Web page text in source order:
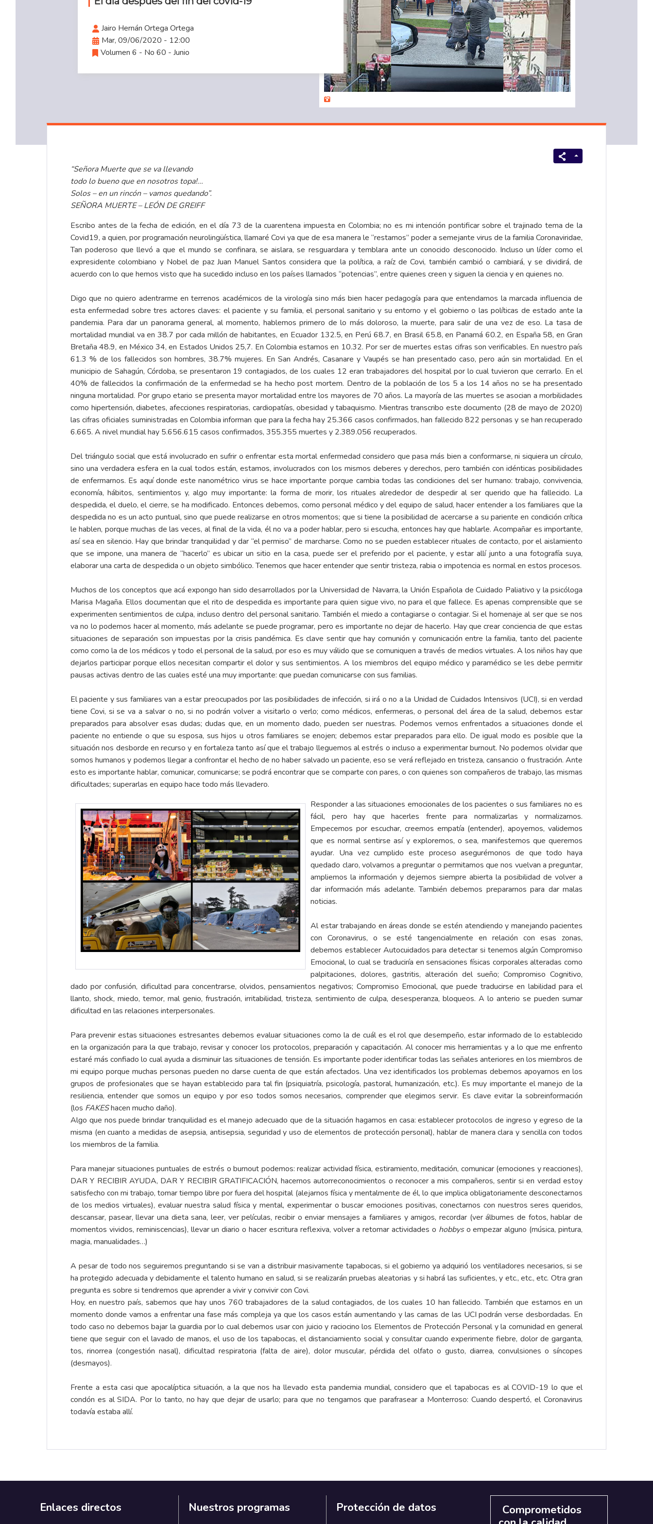
Jairo Hernán Ortega Ortega
Mar, 09/06/2020 - 12:00
Volumen 6 - No 60 - Junio
“Señora Muerte que se va llevando
todo lo bueno que en nosotros topa!...
Solos – en un rincón – vamos quedando”.
SEÑORA MUERTE – LEÓN DE GREIFF
Escribo antes de la fecha de edición, en el día 73 de la cuarentena impuesta en Colombia; no es mi intención pontificar sobre el trajinado tema de la
Covid19, a quien, por programación neurolingüística, llamaré Covi ya que de esa manera le “restamos” poder a semejante virus de la familia Coronaviridae,
Tan poderoso que llevó a que el mundo se confinara, se aislara, se resguardara y temblara ante un conocido desconocido. Incluso un líder como el
expresidente colombiano y Nobel de paz Juan Manuel Santos considera que la política, a raíz de Covi, también cambió o cambiará, y se dividirá, de
acuerdo con lo que hemos visto que ha sucedido incluso en los países llamados “potencias”, entre quienes creen y siguen la ciencia y en quienes no.
Digo que no quiero adentrarme en terrenos académicos de la virología sino más bien hacer pedagogía para que entendamos la marcada influencia de
esta enfermedad sobre tres actores claves: el paciente y su familia, el personal sanitario y su entorno y el gobierno o las políticas de estado ante la
pandemia. Para dar un panorama general, al momento, hablemos primero de lo más doloroso, la muerte, para salir de una vez de eso. La tasa de
mortalidad mundial va en 38.7 por cada millón de habitantes, en Ecuador 132.5, en Perú 68.7, en Brasil 65.8, en Panamá 60.2, en España 58, en Gran
Bretaña 48.9, en México 34, en Estados Unidos 25,7. En Colombia estamos en 10.32. Por ser de muertes estas cifras son verificables. En nuestro país
61.3 % de los fallecidos son hombres, 38.7% mujeres. En San Andrés, Casanare y Vaupés se han presentado caso, pero aún sin mortalidad. En el
municipio de Sahagún, Córdoba, se presentaron 19 contagiados, de los cuales 12 eran trabajadores del hospital por lo cual tuvieron que cerrarlo. En el
40% de fallecidos la confirmación de la enfermedad se ha hecho post mortem. Dentro de la población de los 5 a los 14 años no se ha presentado
ninguna mortalidad. Por grupo etario se presenta mayor mortalidad entre los mayores de 70 años. La mayoría de las muertes se asocian a morbilidades
como hipertensión, diabetes, afecciones respiratorias, cardiopatías, obesidad y tabaquismo. Mientras transcribo este documento (28 de mayo de 2020)
las cifras oficiales suministradas en Colombia informan que para la fecha hay 25.366 casos confirmados, han fallecido 822 personas y se han recuperado
6.665. A nivel mundial hay 5.656.615 casos confirmados, 355.355 muertes y 2.389.056 recuperados.
Del triángulo social que está involucrado en sufrir o enfrentar esta mortal enfermedad considero que pasa más bien a conformarse, ni siquiera un círculo,
sino una verdadera esfera en la cual todos están, estamos, involucrados con los mismos deberes y derechos, pero también con idénticas posibilidades
de enfermarnos. Es aquí donde este nanométrico virus se hace importante porque cambia todas las condiciones del ser humano: trabajo, convivencia,
economía, hábitos, sentimientos y, algo muy importante: la forma de morir, los rituales alrededor de despedir al ser querido que ha fallecido. La
despedida, el duelo, el cierre, se ha modificado. Entonces debemos, como personal médico y del equipo de salud, hacer entender a los familiares que la
despedida no es un acto puntual, sino que puede realizarse en otros momentos; que si tiene la posibilidad de acercarse a su pariente en condición crítica
le hablen, porque muchas de las veces, al final de la vida, él no va a poder hablar, pero si escucha, entonces hay que hablarle. Acompañar es importante,
así sea en silencio. Hay que brindar tranquilidad y dar “el permiso” de marcharse. Como no se pueden establecer rituales de contacto, por el aislamiento
que se impone, una manera de “hacerlo” es ubicar un sitio en la casa, puede ser el preferido por el paciente, y estar allí junto a una fotografía suya,
elaborar una carta de despedida o un objeto simbólico. Tenemos que hacer entender que sentir tristeza, rabia o impotencia es normal en estos procesos.
Muchos de los conceptos que acá expongo han sido desarrollados por la Universidad de Navarra, la Unión Española de Cuidado Paliativo y la psicóloga
Marisa Magaña. Ellos documentan que el rito de despedida es importante para quien sigue vivo, no para el que fallece. Es apenas comprensible que se
experimenten sentimientos de culpa, incluso dentro del personal sanitario. También el miedo a contagiarse o contagiar. Si el homenaje al ser que se nos
va no lo podemos hacer al momento, más adelante se puede programar, pero es importante no dejar de hacerlo. Hay que crear conciencia de que estas
situaciones de separación son impuestas por la crisis pandémica. Es clave sentir que hay comunión y comunicación entre la familia, tanto del paciente
como como la de los médicos y todo el personal de la salud, por eso es muy válido que se comuniquen a través de medios virtuales. A los niños hay que
dejarlos participar porque ellos necesitan compartir el dolor y sus sentimientos. A los miembros del equipo médico y paramédico se les debe permitir
pausas activas dentro de las cuales esté una muy importante: que puedan comunicarse con sus familias.
El paciente y sus familiares van a estar preocupados por las posibilidades de infección, si irá o no a la Unidad de Cuidados Intensivos (UCI), si en verdad
tiene Covi, si se va a salvar o no, si no podrán volver a visitarlo o verlo; como médicos, enfermeras, o personal del área de la salud, debemos estar
preparados para absolver esas dudas; dudas que, en un momento dado, pueden ser nuestras. Podemos vernos enfrentados a situaciones donde el
paciente no entiende o que su esposa, sus hijos u otros familiares se enojen; debemos estar preparados para ello. De igual modo es posible que la
situación nos desborde en recurso y en fortaleza tanto así que el trabajo lleguemos al estrés o incluso a experimentar burnout. No podemos olvidar que
somos humanos y podemos llegar a confrontar el hecho de no haber salvado un paciente, eso se verá reflejado en tristeza, cansancio o frustración. Ante
esto es importante hablar, comunicar, comunicarse; se podrá encontrar que se comparte con pares, o con quienes son compañeros de trabajo, las mismas
dificultades; superarlas en equipo hace todo más llevadero.
Responder a las situaciones emocionales de los pacientes o sus familiares no es
fácil, pero hay que hacerles frente para normalizarlas y normalizarnos.
Empecemos por escuchar, creemos empatía (entender), apoyemos, validemos
que es normal sentirse así y exploremos, o sea, manifestemos que queremos
ayudar. Una vez cumplido este proceso asegurémonos de que todo haya
quedado claro, volvamos a preguntar o permitamos que nos vuelvan a preguntar,
ampliemos la información y dejemos siempre abierta la posibilidad de volver a
dar información más adelante. También debemos prepararnos para dar malas
noticias.
Al estar trabajando en áreas donde se estén atendiendo y manejando pacientes
con Coronavirus, o se esté tangencialmente en relación con esas zonas,
debemos establecer Autocuidados para detectar si tenemos algún Compromiso
Emocional, lo cual se traduciría en sensaciones físicas corporales alteradas como
palpitaciones, dolores, gastritis, alteración del sueño; Compromiso Cognitivo,
dado por confusión, dificultad para concentrarse, olvidos, pensamientos negativos; Compromiso Emocional, que puede traducirse en labilidad para el
llanto, shock, miedo, temor, mal genio, frustración, irritabilidad, tristeza, sentimiento de culpa, desesperanza, bloqueos. A lo anterio se pueden sumar
dificultad en las relaciones interpersonales.
Para prevenir estas situaciones estresantes debemos evaluar situaciones como la de cuál es el rol que desempeño, estar informado de lo establecido
en la organización para la que trabajo, revisar y conocer los protocolos, preparación y capacitación. Al conocer mis herramientas y a lo que me enfrento
estaré más confiado lo cual ayuda a disminuir las situaciones de tensión. Es importante poder identificar todas las señales anteriores en los miembros de
mi equipo porque muchas personas pueden no darse cuenta de que están afectados. Una vez identificados los problemas debemos apoyarnos en los
grupos de profesionales que se hayan establecido para tal fin (psiquiatría, psicología, pastoral, humanización, etc.). Es muy importante el manejo de la
resiliencia, entender que somos un equipo y por eso todos somos necesarios, comprender que elegimos servir. Es clave evitar la sobreinformación
(los FAKEShacen mucho daño).
Algo que nos puede brindar tranquilidad es el manejo adecuado que de la situación hagamos en casa: establecer protocolos de ingreso y egreso de la
misma (en cuanto a medidas de asepsia, antisepsia, seguridad y uso de elementos de protección personal), hablar de manera clara y sencilla con todos
los miembros de la familia.
Para manejar situaciones puntuales de estrés o burnout podemos: realizar actividad física, estiramiento, meditación, comunicar (emociones y reacciones),
DAR Y RECIBIR AYUDA, DAR Y RECIBIR GRATIFICACIÓN, hacernos autorreconocimientos o reconocer a mis compañeros, sentir si en verdad estoy
satisfecho con mi trabajo, tomar tiempo libre por fuera del hospital (alejarnos física y mentalmente de él, lo que implica obligatoriamente desconectarnos
de los medios virtuales), evaluar nuestra salud física y mental, experimentar o buscar emociones positivas, conectarnos con nuestros seres queridos,
descansar, pasear, llevar una dieta sana, leer, ver películas, recibir o enviar mensajes a familiares y amigos, recordar (ver álbumes de fotos, hablar de
momentos vividos, reminiscencias), llevar un diario o hacer escritura reflexiva, volver a retomar actividades o hobbyso empezar alguno (música, pintura,
magia, manualidades…)
A pesar de todo nos seguiremos preguntando si se van a distribuir masivamente tapabocas, si el gobierno ya adquirió los ventiladores necesarios, si se
ha protegido adecuada y debidamente el talento humano en salud, si se realizarán pruebas aleatorias y si habrá las suficientes, y etc., etc., etc. Otra gran
pregunta es sobre si tendremos que aprender a vivir y convivir con Covi.
Hoy, en nuestro país, sabemos que hay unos 760 trabajadores de la salud contagiados, de los cuales 10 han fallecido. También que estamos en un
momento donde vamos a enfrentar una fase más compleja ya que los casos están aumentando y las camas de las UCI podrán verse desbordadas. En
todo caso no debemos bajar la guardia por lo cual debemos usar con juicio y raciocino los Elementos de Protección Personal y la comunidad en general
tiene que seguir con el lavado de manos, el uso de los tapabocas, el distanciamiento social y consultar cuando experimente fiebre, dolor de garganta,
tos, rinorrea (congestión nasal), dificultad respiratoria (falta de aire), dolor muscular, pérdida del olfato o gusto, diarrea, convulsiones o síncopes
(desmayos).
Frente a esta casi que apocalíptica situación, a la que nos ha llevado esta pandemia mundial, considero que el tapabocas es al COVID-19 lo que el
condón es al SIDA. Por lo tanto, no hay que dejar de usarlo; para que no tengamos que parafrasear a Monterroso: Cuando despertó, el Coronavirus
todavía estaba allí.
Enlaces directos Nuestros programas Protección de datos
Comprometidos